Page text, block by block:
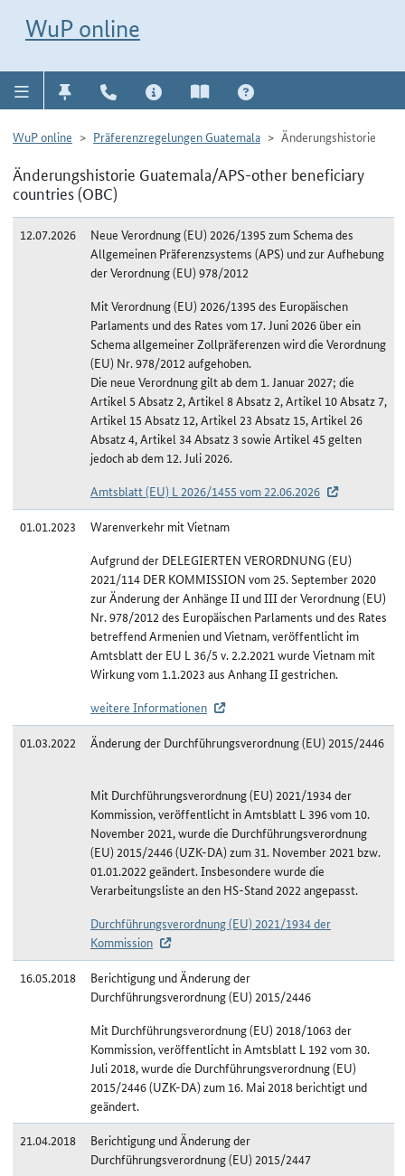
WuP online
WuP online Präferenzregelungen Guatemala Änderungshistorie
Änderungshistorie Guatemala/APS-other beneficiary
countries (OBC)
12.07.2026
Neue Verordnung (EU) 2026/1395 zum Schema des
Allgemeinen Präferenzsystems (APS) und zur Aufhebung
der Verordnung (EU) 978/2012
Mit Verordnung (EU) 2026/1395 des Europäischen
Parlaments und des Rates vom 17. Juni 2026 über ein
Schema allgemeiner Zollpräferenzen wird die Verordnung
(EU) Nr. 978/2012 aufgehoben.
Die neue Verordnung gilt ab dem 1. Januar 2027; die
Artikel 5 Absatz 2, Artikel 8 Absatz 2, Artikel 10 Absatz 7,
Artikel 15 Absatz 12, Artikel 23 Absatz 15, Artikel 26
Absatz 4, Artikel 34 Absatz 3 sowie Artikel 45 gelten
jedoch ab dem 12. Juli 2026.
Amtsblatt (EU) L 2026/1455 vom 22.06.2026
01.01.2023
Warenverkehr mit Vietnam
Aufgrund der DELEGIERTEN VERORDNUNG (EU)
2021/114 DER KOMMISSION vom 25. September 2020
zur Änderung der Anhänge II und III der Verordnung (EU)
Nr. 978/2012 des Europäischen Parlaments und des Rates
betreffend Armenien und Vietnam, veröffentlicht im
Amtsblatt der EU L 36/5 v. 2.2.2021 wurde Vietnam mit
Wirkung vom 1.1.2023 aus Anhang II gestrichen.
weitere Informationen
01.03.2022
Änderung der Durchführungsverordnung (EU) 2015/2446
Mit Durchführungsverordnung (EU) 2021/1934 der
Kommission, veröffentlicht in Amtsblatt L 396 vom 10.
November 2021, wurde die Durchführungsverordnung
(EU) 2015/2446 (UZK-DA) zum 31. November 2021 bzw.
01.01.2022 geändert. Insbesondere wurde die
Verarbeitungsliste an den HS-Stand 2022 angepasst.
Durchführungsverordnung (EU) 2021/1934 der
Kommission
16.05.2018
Berichtigung und Änderung der
Durchführungsverordnung (EU) 2015/2446
Mit Durchführungsverordnung (EU) 2018/1063 der
Kommission, veröffentlicht in Amtsblatt L 192 vom 30.
Juli 2018, wurde die Durchführungsverordnung (EU)
2015/2446 (UZK-DA) zum 16. Mai 2018 berichtigt und
geändert.
21.04.2018
Berichtigung und Änderung der
Durchführungsverordnung (EU) 2015/2447